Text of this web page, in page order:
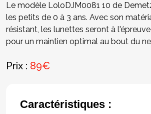
Le modèle LoloDJM0081 10 de
les petits de 0 à 3 ans. Avec son
résistant, les lunettes seront à
pour un maintien optimal au bout du
Prix : 89€
Caractéristiques :